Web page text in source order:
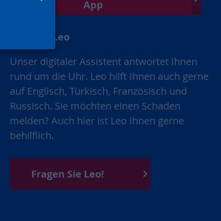
App
Chatbot Leo
Unser digitaler Assistent antwortet Ihnen
rund um die Uhr. Leo hilft Ihnen auch gerne
auf Englisch, Türkisch, Französisch und
Russisch. Sie möchten einen Schaden
melden? Auch hier ist Leo Ihnen gerne
behilflich.
Fragen Sie Leo!